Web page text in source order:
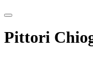
Pittori